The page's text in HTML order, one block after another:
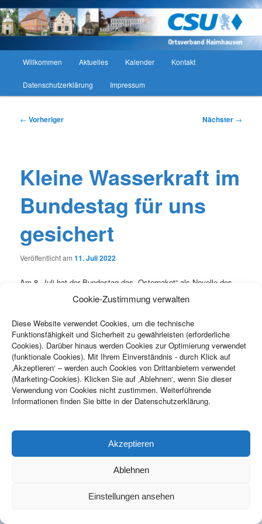
Cookie-Zustimmung verwalten
Diese Website verwendet Cookies, um die technische
Funktionsfähigkeit und Sicherheit zu gewährleisten (erforderliche
Cookies). Darüber hinaus werden Cookies zur Optimierung verwendet
(funktionale Cookies). Mit Ihrem Einverständnis - durch Klick auf
‚Akzeptieren‘ – werden auch Cookies von Drittanbietern verwendet
(Marketing-Cookies). Klicken Sie auf ‚Ablehnen‘, wenn Sie dieser
Verwendung von Cookies nicht zustimmen. Weiterführende
Informationen finden Sie bitte in der Datenschutzerklärung.
Akzeptieren
Ablehnen
Einstellungen ansehen
Zum
primären
Inhalt
CSU Ortsverband Haimhausen
CSU Ortsverband Haimhausen
Willkommen Aktuelles Kalender Kontakt
Datenschutzerklärung Impressum
Beitragsnavigation
← Vorheriger Nächster →
Kleine Wasserkraft im
Bundestag für uns
gesichert
Veröffentlicht am11. Juli 2022
Am 8. Juli hat der Bundestag das „Osterpaket“ als Novelle des
Erneuerbare-Energien-Gesetzes (EEG) verabschiedet. Die in der
Mai-Ausgabe des Gemeindeblatts von uns geforderte
Kurskorrektur zugunsten der kleinen Wasserkraft ist dank des
versammelten parlamentarischen Einsatzes unserer
Abgeordneten und aller anderen Vernünftigen erfolgt: Das
HabeckMinisterium streicht nun doch nicht die Förderung der für
Haimhausen besonders wichtigen Stromerzeugung aus kleinen
Wasserkraftanlagen, was diesen mittelfristig den Boden entzogen
hätte.
Copyright ©2026CSU Ortsverband Haimhausen. Alle Rechte